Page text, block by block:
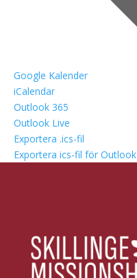
Google Kalender
iCalendar
Outlook 365
Outlook Live
Exportera .ics-fil
Exportera ics-fil för Outlook